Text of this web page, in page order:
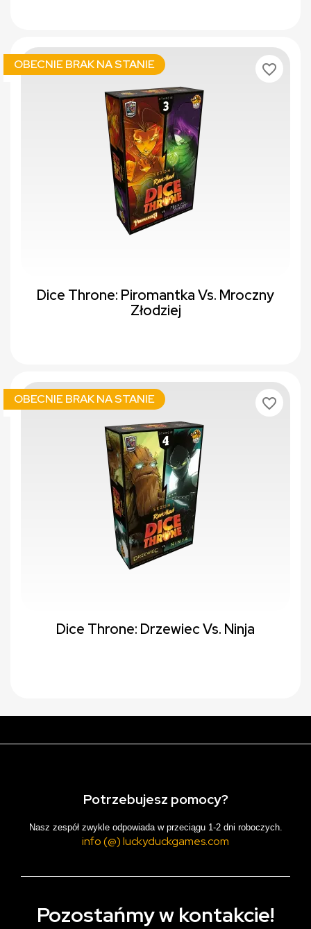
Dice Throne: Piromantka Vs. Mroczny
Złodziej
OBECNIE BRAK NA STANIE favorite_border
Dice Throne: Drzewiec Vs. Ninja
OBECNIE BRAK NA STANIE favorite_border
Potrzebujesz pomocy?
Nasz zespół zwykle odpowiada w przeciągu 1-2 dni roboczych.
info (@) luckyduckgames.com
Pozostańmy w kontakcie!